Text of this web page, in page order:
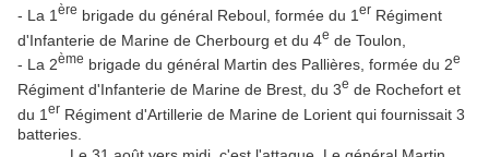
- La 1 ère brigade du général Reboul, formée du 1 er Régiment
d'Infanterie de Marine de Cherbourg et du 4e de Toulon,
- La 2ème brigade du général Martin des Pallières, formée du 2e
Régiment d'Infanterie de Marine de Brest, du 3e de Rochefort et
du 1 er Régiment d'Artillerie de Marine de Lorient qui fournissait 3
batteries.